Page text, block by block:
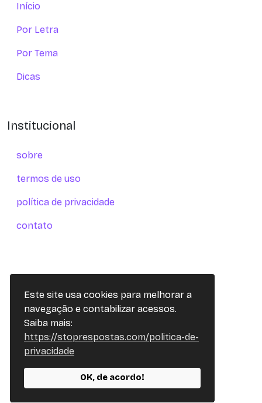
Este site usa cookies para melhorar a
navegação e contabilizar acessos.
Saiba mais:
https://stoprespostas.com/politica-de-
privacidade
OK, de acordo!
Início
Por Letra
Por Tema
Dicas
Institucional
sobre
termos de uso
política de privacidade
contato